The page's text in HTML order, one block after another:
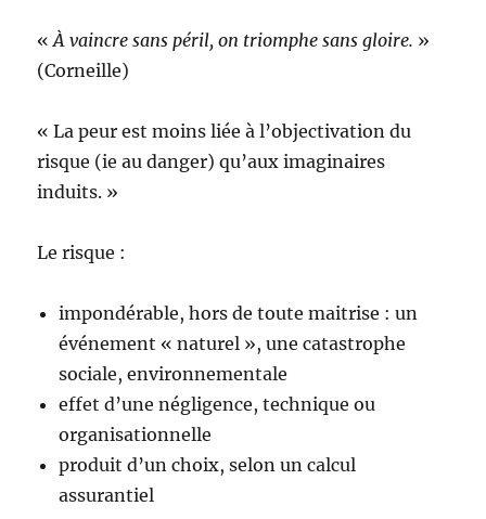
«À vaincre sans péril, on triomphe sans gloire. »
(Corneille)
« La peur est moins liée à l’objectivation du
risque (ie au danger) qu’aux imaginaires
induits. »
Le risque :
impondérable, hors de toute maitrise : un
événement « naturel », une catastrophe
sociale, environnementale
effet d’une négligence, technique ou
organisationnelle
produit d’un choix, selon un calcul
assurantiel